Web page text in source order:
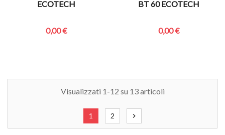
ECOTECH
0,00 €
BT 60 ECOTECH
0,00 €
Visualizzati 1-12 su 13 articoli
1 2 chevron_right